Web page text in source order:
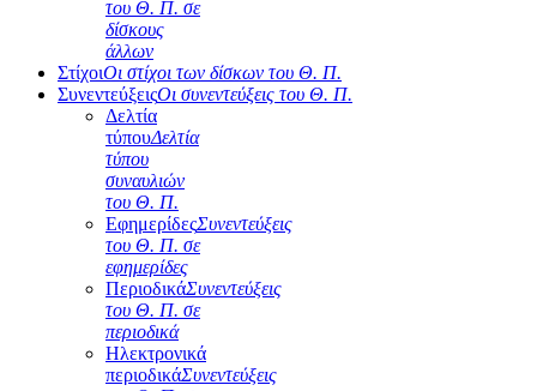
του Θ. Π. σε
δίσκους
άλλων
ΣτίχοιΟι στίχοι των δίσκων του Θ. Π.
ΣυνεντεύξειςΟι συνεντεύξεις του Θ. Π.
Δελτία
τύπουΔελτία
τύπου
συναυλιών
του Θ. Π.
ΕφημερίδεςΣυνεντεύξεις
του Θ. Π. σε
εφημερίδες
ΠεριοδικάΣυνεντεύξεις
του Θ. Π. σε
περιοδικά
Ηλεκτρονικά
περιοδικάΣυνεντεύξεις